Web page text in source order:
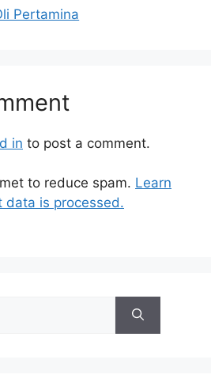
Pertamina
in to post a comment.
to reduce spam. Learn
data is processed.